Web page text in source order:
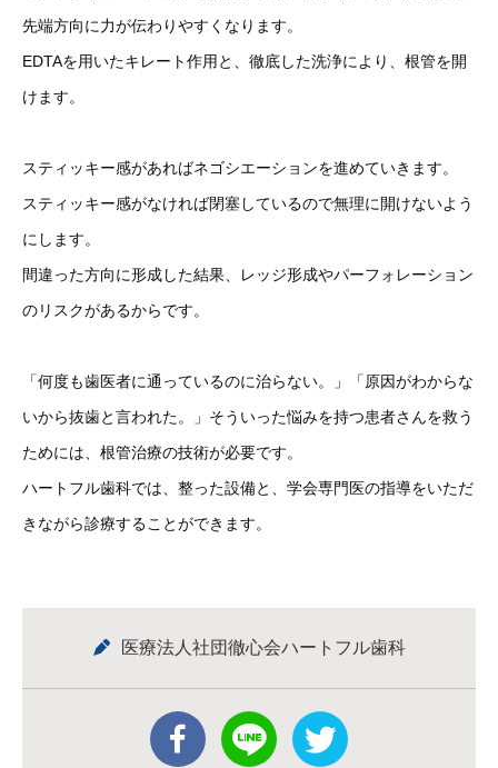
先端方向に力が伝わりやすくなります。
EDTAを用いたキレート作用と、徹底した洗浄により、根管を開
けます。
スティッキー感があればネゴシエーションを進めていきます。
スティッキー感がなければ閉塞しているので無理に開けないよう
にします。
間違った方向に形成した結果、レッジ形成やパーフォレーション
のリスクがあるからです。
「何度も歯医者に通っているのに治らない。」「原因がわからな
いから抜歯と言われた。」そういった悩みを持つ患者さんを救う
ためには、根管治療の技術が必要です。
ハートフル歯科では、整った設備と、学会専門医の指導をいただ
きながら診療することができます。
医療法人社団徹心会ハートフル歯科